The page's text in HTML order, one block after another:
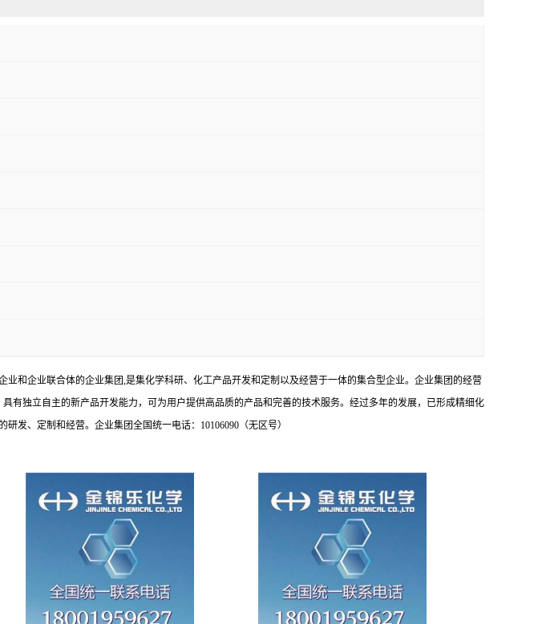
和企业联合体的企业集团,是集化学科研、化工产品开发和定制以及经营于一体的集合型企业。企业集团的经营
独立自主的新产品开发能力，可为用户提供高品质的产品和完善的技术服务。经过多年的发展，已形成精细化
发、定制和经营。企业集团全国统一电话：10106090（无区号）